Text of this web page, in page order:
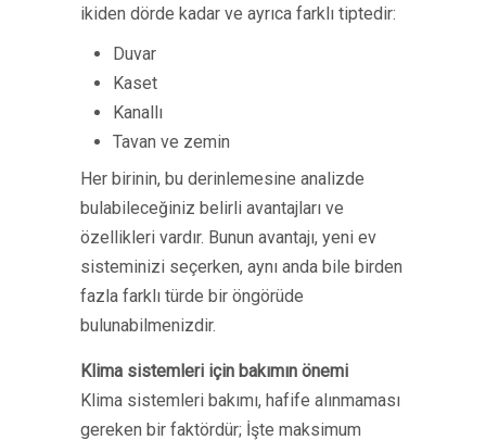
ikiden dörde kadar ve ayrıca farklı tiptedir:
Duvar
Kaset
Kanallı
Tavan ve zemin
Her birinin, bu derinlemesine analizde
bulabileceğiniz belirli avantajları ve
özellikleri vardır. Bunun avantajı, yeni ev
sisteminizi seçerken, aynı anda bile birden
fazla farklı türde bir öngörüde
bulunabilmenizdir.
Klima sistemleri için bakımın önemi
Klima sistemleri bakımı, hafife alınmaması
gereken bir faktördür; İşte maksimum